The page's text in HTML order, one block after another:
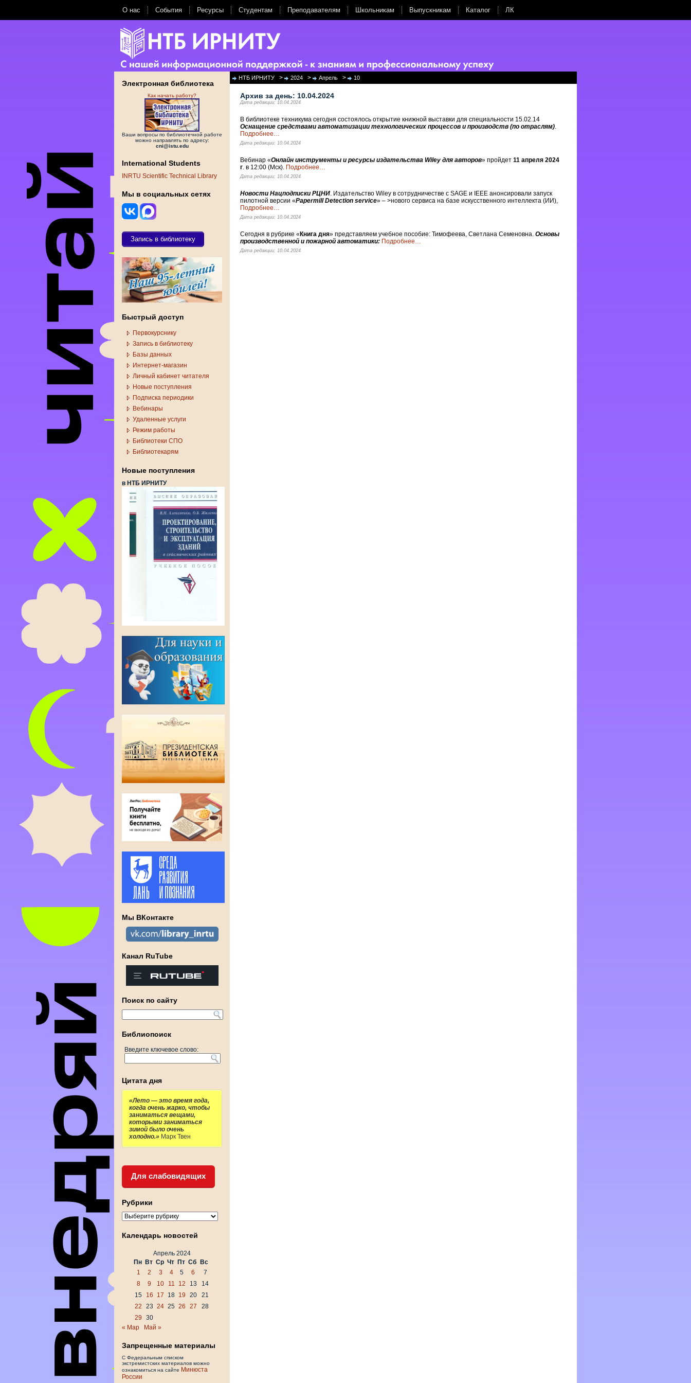
О нас События Ресурсы Студентам Преподавателям Школьникам Выпускникам Каталог ЛК
Электронная библиотека
Как начать работу?
Ваши вопросы по библиотечной работе
можно направлять по адресу:
cni@istu.edu
International Students
INRTU Scientific Technical Library
Мы в социальных сетях
Запись в библиотеку
Быстрый доступ
Первокурснику
Запись в библиотеку
Базы данных
Интернет-магазин
Личный кабинет читателя
Новые поступления
Подписка периодики
Вебинары
Удаленные услуги
Режим работы
Библиотеки СПО
Библиотекарям
Новые поступления
в НТБ ИРНИТУ
Мы ВКонтакте
Канал RuTube
Поиск по сайту
Библиопоиск
Введите ключевое слово:
Цитата дня
«Лето — это время года,
когда очень жарко, чтобы
заниматься вещами,
которыми заниматься
зимой было очень
холодно.» Марк Твен
Для слабовидящих
Рубрики
Рубрики
Календарь новостей
Апрель 2024
Пн Вт Ср Чт Пт Сб
Вс
1
2 3 4 5 6
7
8
9 10 11 12 13
14
15
16 17 18 19 20
21
22
23 24 25 26 27
28
29
30
« Мар
Май »
Запрещенные материалы
С Федеральным списком
экстремистских материалов можно
ознакомиться на сайте Минюста
России
НТБ ИРНИТУ > 2024 > Апрель > 10
Архив за день: 10.04.2024
Дата редакции: 10.04.2024
В библиотеке техникума сегодня состоялось открытие книжной выставки для специальности 15.02.14
Оснащение средствами автоматизации технологических процессов и производств (по отраслям).
Подробнее…
Дата редакции: 10.04.2024
Вебинар «Онлайн инструменты и ресурсы издательства Wiley для авторов» пройдет 11 апреля 2024
г. в 12:00 (Мск). Подробнее…
Дата редакции: 10.04.2024
Новости Нацподписки РЦНИ. Издательство Wiley в сотрудничестве с SAGE и IEEE анонсировали запуск
пилотной версии «Papermill Detection service» – >нового сервиса на базе искусственного интеллекта (ИИ),
Подробнее…
Дата редакции: 10.04.2024
Сегодня в рубрике « Книга дня» представляем учебное пособие: Тимофеева, Светлана Семеновна. Основы
производственной и пожарной автоматики: Подробнее…
Дата редакции: 10.04.2024